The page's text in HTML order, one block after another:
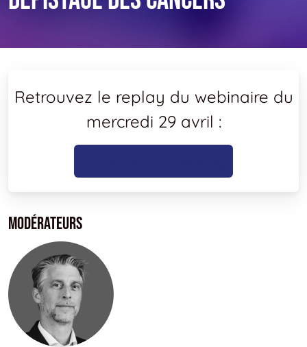
‍Retrouvez le replay du webinaire du
mercredi 29 avril :
Modérateurs